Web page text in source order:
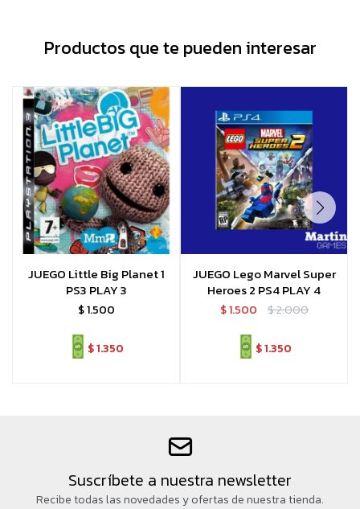
Productos que te pueden interesar
JUEGO Little Big Planet 1
PS3 PLAY 3
$1.500
$1.350
JUEGO Lego Marvel Super
Heroes 2 PS4 PLAY 4
$1.500 $2.000
$1.350
Suscríbete a nuestra newsletter
Recibe todas las novedades y ofertas de nuestra tienda.